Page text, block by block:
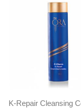
K-Repair Cleansing